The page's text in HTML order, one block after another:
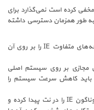
کرده است نمی‌گذارد برای
طور همزمان دسترسی داشته
متفاوت IEرا بر روی آن
مجازی بر روی سیستم اصلی
باید کاهش سرعت سیستم را
IEرا در نت پیدا کرده و